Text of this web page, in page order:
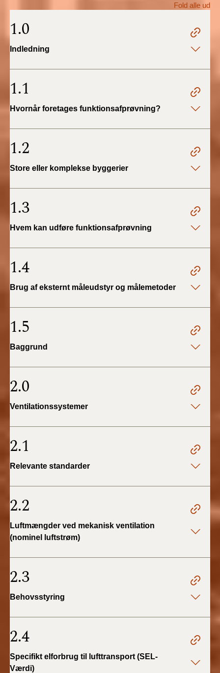
BR18 (29/6 - 31/12
2020)
2019)
2018)
BR15 (2015-2018)
Fold alle ud
1.0
Indledning
1.1
Hvornår foretages funktionsafprøvning?
1.2
Store eller komplekse byggerier
1.3
Hvem kan udføre funktionsafprøvning
1.4
Brug af eksternt måleudstyr og målemetoder
1.5
Baggrund
2.0
Ventilationssystemer
2.1
Relevante standarder
2.2
Luftmængder ved mekanisk ventilation
(nominel luftstrøm)
2.3
Behovsstyring
2.4
Specifikt elforbrug til lufttransport (SEL-
Værdi)